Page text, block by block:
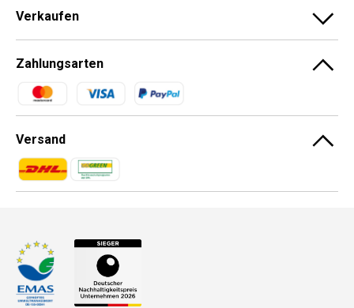
Verkaufen
Zahlungsarten
Zahlungsmethoden
Versand
Zahlungsmethoden
Zahlungsmethoden